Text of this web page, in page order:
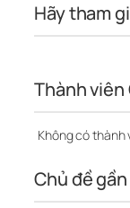
Hãy tham
Thành viên
Không có thành
Chủ đề